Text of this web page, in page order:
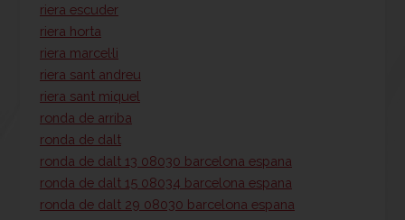
riera escuder
riera horta
riera marcel·li
riera sant andreu
riera sant miquel
ronda de arriba
ronda de dalt
ronda de dalt 13 08030 barcelona espana
ronda de dalt 15 08034 barcelona espana
ronda de dalt 29 08030 barcelona espana